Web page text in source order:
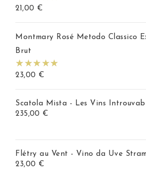
21,00 €
Montmary Rosé Metodo Classico
Brut
23,00 €
Scatola Mista - Les Vins
235,00€
Flétry au Vent - Vino da Uve
23,00 €